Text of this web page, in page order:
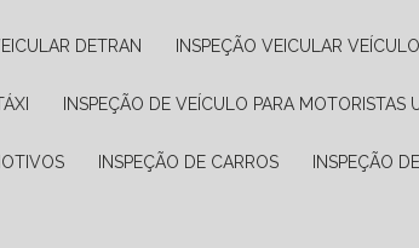
DETRAN INSPEÇÃO VEICULAR
INSPEÇÃO DE VEÍCULO PARA MOTORISTAS
INSPEÇÃO DE CARROS INSPEÇÃO